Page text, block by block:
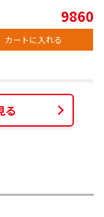
9860
カートに入れる
る